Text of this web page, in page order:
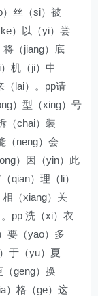
）丝（si）被
）以（yi）尝
将（jiang）底
机（ji）中
（lai）。pp请
）型（xing）号
（chai）装
（neng）会
）因（yin）此
qian）理（li）
（xiang）关
pp 洗（xi）衣
要（yao）多
于（yu）夏
（geng）换
）格（ge）这